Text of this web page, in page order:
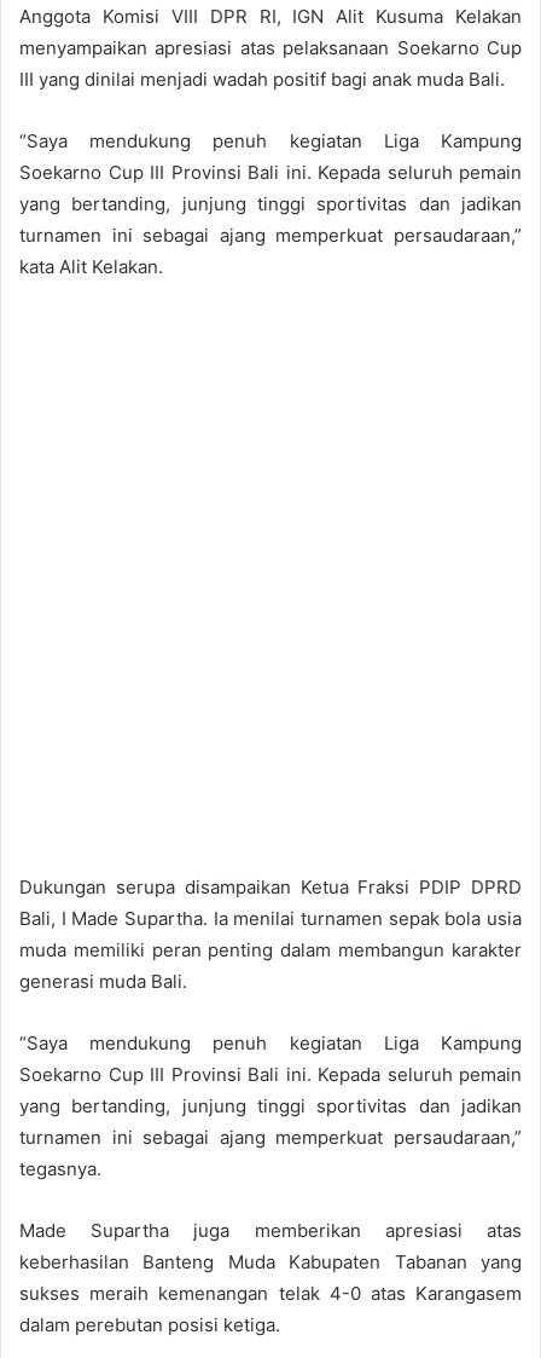
Anggota Komisi VIII DPR RI, IGN Alit Kusuma Kelakan
menyampaikan apresiasi atas pelaksanaan Soekarno Cup
III yang dinilai menjadi wadah positif bagi anak muda Bali.
“Saya mendukung penuh kegiatan Liga Kampung
Soekarno Cup III Provinsi Bali ini. Kepada seluruh pemain
yang bertanding, junjung tinggi sportivitas dan jadikan
turnamen ini sebagai ajang memperkuat persaudaraan,”
kata Alit Kelakan.
Dukungan serupa disampaikan Ketua Fraksi PDIP DPRD
Bali, I Made Supartha. Ia menilai turnamen sepak bola usia
muda memiliki peran penting dalam membangun karakter
generasi muda Bali.
“Saya mendukung penuh kegiatan Liga Kampung
Soekarno Cup III Provinsi Bali ini. Kepada seluruh pemain
yang bertanding, junjung tinggi sportivitas dan jadikan
turnamen ini sebagai ajang memperkuat persaudaraan,”
tegasnya.
Made Supartha juga memberikan apresiasi atas
keberhasilan Banteng Muda Kabupaten Tabanan yang
sukses meraih kemenangan telak 4-0 atas Karangasem
dalam perebutan posisi ketiga.